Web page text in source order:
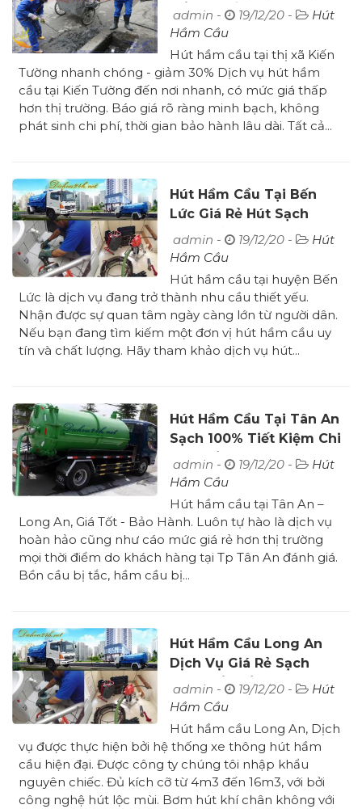
Để Giá Tốt
admin - 19/12/20 -
Hút
Hầm Cầu
Hút hầm cầu tại thị xã Kiến
Tường nhanh chóng - giảm 30% Dịch vụ hút hầm
cầu tại Kiến Tường đến nơi nhanh, có mức giá thấp
hơn thị trường. Báo giá rõ ràng minh bạch, không
phát sinh chi phí, thời gian bảo hành lâu dài. Tất cả...
Hút Hầm Cầu Tại Bến
Lức Giá Rẻ Hút Sạch
100% Bảo Hành
admin - 19/12/20 -
Hút
Hầm Cầu
Hút hầm cầu tại huyện Bến
Lức là dịch vụ đang trở thành nhu cầu thiết yếu.
Nhận được sự quan tâm ngày càng lớn từ người dân.
Nếu bạn đang tìm kiếm một đơn vị hút hầm cầu uy
tín và chất lượng. Hãy tham khảo dịch vụ hút...
Hút Hầm Cầu Tại Tân An
Sạch 100% Tiết Kiệm Chi
Phí 24/7
admin - 19/12/20 -
Hút
Hầm Cầu
Hút hầm cầu tại Tân An –
Long An, Giá Tốt - Bảo Hành. Luôn tự hào là dịch vụ
hoàn hảo cũng như cáo mức giá rẻ hơn thị trường
mọi thời điểm do khách hàng tại Tp Tân An đánh giá.
Bồn cầu bị tắc, hầm cầu bị...
Hút Hầm Cầu Long An
Dịch Vụ Giá Rẻ Sạch
Triệt Để 24/7
admin - 19/12/20 -
Hút
Hầm Cầu
Hút hầm cầu Long An, Dịch
vụ được thực hiện bởi hệ thống xe thông hút hầm
cầu hiện đại. Được công ty chúng tôi nhập khẩu
nguyên chiếc. Đủ kích cỡ từ 4m3 đến 16m3, với bởi
công nghệ hút lộc mùi. Bơm hút khí chân không với